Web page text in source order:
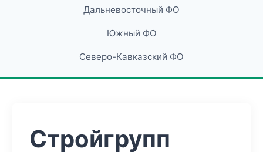
Дальневосточный ФО
Южный ФО
Северо-Кавказский ФО
Стройгрупп